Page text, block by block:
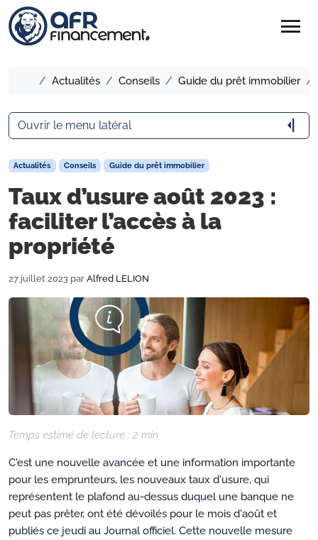
menu
Accueil
Actualités Conseils Guide du prêt immobilier
Actualités Conseils Guide du prêt immobilier
Taux d’usure août 2023 :
faciliter l’accès à la
propriété
27 juillet 2023 par Alfred LELION
Temps estimé de lecture : 2 min
C'est une nouvelle avancée et une information importante
pour les emprunteurs, les nouveaux taux d'usure, qui
représentent le plafond au-dessus duquel une banque ne
peut pas prêter, ont été dévoilés pour le mois d'août et
publiés ce jeudi au Journal officiel. Cette nouvelle mesure
Ouvrir le menu latéral arrow_menu_close